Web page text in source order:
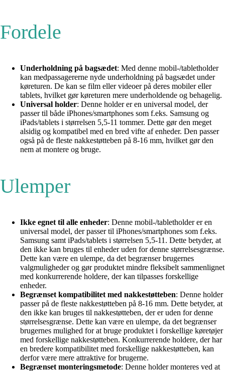
Fordele
Underholdning på bagsædet: Med denne mobil-/tabletholder
kan medpassagererne nyde underholdning på bagsædet under
køreturen. De kan se film eller videoer på deres mobiler eller
tablets, hvilket gør køreturen mere underholdende og behagelig.
Universal holder: Denne holder er en universal model, der
passer til både iPhones/smartphones som f.eks. Samsung og
iPads/tablets i størrelsen 5,5-11 tommer. Dette gør den meget
alsidig og kompatibel med en bred vifte af enheder. Den passer
også på de fleste nakkestøtteben på 8-16 mm, hvilket gør den
nem at montere og bruge.
Ulemper
Ikke egnet til alle enheder: Denne mobil-/tabletholder er en
universal model, der passer til iPhones/smartphones som f.eks.
Samsung samt iPads/tablets i størrelsen 5,5-11. Dette betyder, at
den ikke kan bruges til enheder uden for denne størrelsesgrænse.
Dette kan være en ulempe, da det begrænser brugernes
valgmuligheder og gør produktet mindre fleksibelt sammenlignet
med konkurrerende holdere, der kan tilpasses forskellige
enheder.
Begrænset kompatibilitet med nakkestøtteben: Denne holder
passer på de fleste nakkestøtteben på 8-16 mm. Dette betyder, at
den ikke kan bruges til nakkestøtteben, der er uden for denne
størrelsesgrænse. Dette kan være en ulempe, da det begrænser
brugernes mulighed for at bruge produktet i forskellige køretøjer
med forskellige nakkestøtteben. Konkurrerende holdere, der har
en bredere kompatibilitet med forskellige nakkestøtteben, kan
derfor være mere attraktive for brugerne.
Begrænset monteringsmetode: Denne holder monteres ved at